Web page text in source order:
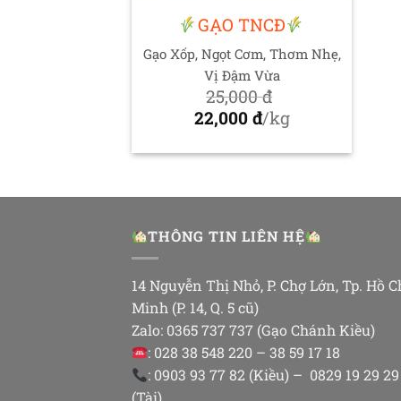
GẠO TNCĐ
Gạo Xốp, Ngọt Cơm, Thơm Nhẹ,
Vị Đậm Vừa
25,000đ
Giá
là:
22,000 đ/kg
hiện
là:
22,000 đ.
THÔNG TIN LIÊN HỆ
14 Nguyễn Thị Nhỏ, P. Chợ Lớn, Tp. Hồ
Minh (P. 14, Q. 5 cũ)
Zalo: 0365 737 737 (Gạo Chánh Kiều)
: 028 38 548 220 – 38 59 17 18
: 0903 93 77 82 (Kiều) – 0829 19 29 29
(Tài)